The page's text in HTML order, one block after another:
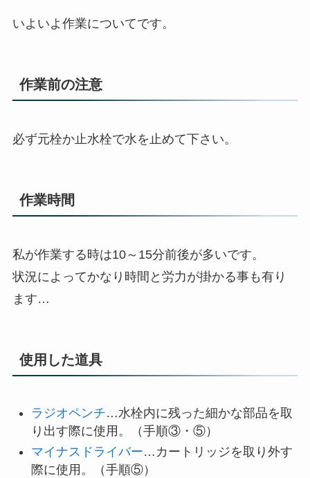
いよいよ作業についてです。
作業前の注意
必ず元栓か止水栓で水を止めて下さい。
作業時間
私が作業する時は10～15分前後が多いです。
状況によってかなり時間と労力が掛かる事も有り
ます…
使用した道具
ラジオペンチ…水栓内に残った細かな部品を取
り出す際に使用。（手順③・⑤）
マイナスドライバー…カートリッジを取り外す
際に使用。（手順⑤）